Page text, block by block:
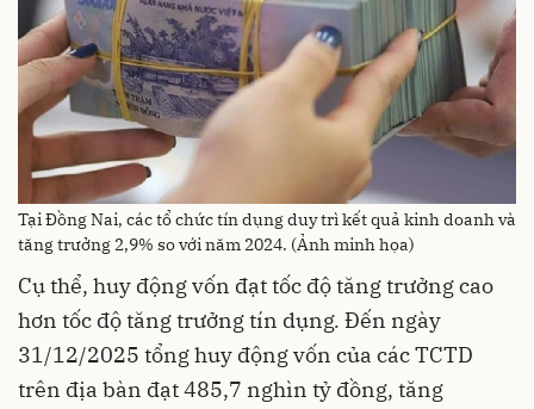
Tại Đồng Nai, các tổ chức tín dụng duy trì kết quả kinh doanh và
tăng trưởng 2,9% so với năm 2024. (Ảnh minh họa)
Cụ thể, huy động vốn đạt tốc độ tăng trưởng cao
hơn tốc độ tăng trưởng tín dụng. Đến ngày
31/12/2025 tổng huy động vốn của các TCTD
trên địa bàn đạt 485,7 nghìn tỷ đồng, tăng